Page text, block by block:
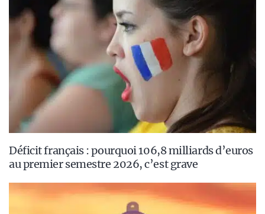
Déficit français : pourquoi 106,8 milliards d’euros
au premier semestre 2026, c’est grave